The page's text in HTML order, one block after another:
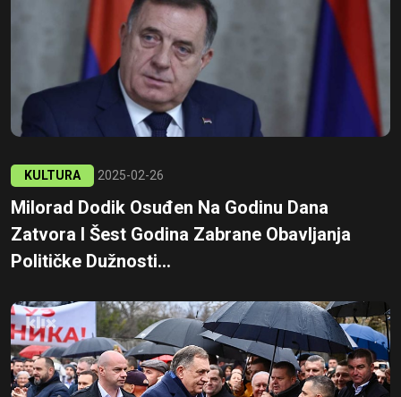
KULTURA 2025-02-26
Milorad Dodik Osuđen Na Godinu Dana
Zatvora I Šest Godina Zabrane Obavljanja
Političke Dužnosti...